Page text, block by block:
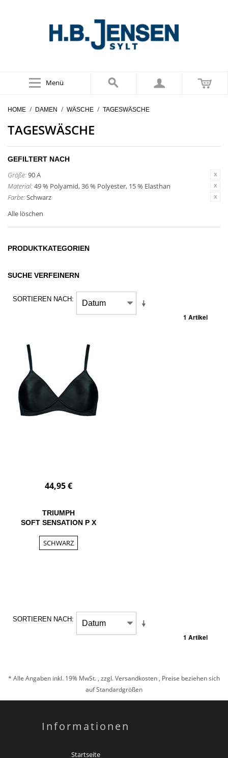
Menü
HOME / DAMEN / WÄSCHE / TAGESWÄSCHE
TAGESWÄSCHE
GEFILTERT NACH
Größe:90 A
Material:49 % Polyamid, 36 % Polyester, 15 % Elasthan
Farbe:Schwarz
Alle löschen
PRODUKTKATEGORIEN
SUCHE VERFEINERN
SORTIEREN NACH
1 Artikel
44,95 €
TRIUMPH
SOFT SENSATION P X
SCHWARZ
SORTIEREN NACH
1 Artikel
* Alle Angaben inkl. 19% MwSt. , zzgl.Versandkosten , Preise beziehen sich
auf Standardgrößen
Informationen
Startseite